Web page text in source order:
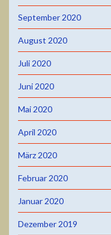
September 2020
August 2020
Juli 2020
Juni 2020
Mai 2020
April 2020
März 2020
Februar 2020
Januar 2020
Dezember 2019